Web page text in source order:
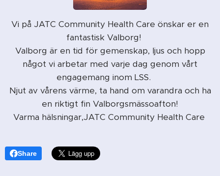
Vi på JATC Community Health Care önskar er en
fantastisk Valborg! 🔥
Valborg är en tid för gemenskap, ljus och hopp
något vi arbetar med varje dag genom vårt
engagemang inom LSS. ⭐️
Njut av vårens värme, ta hand om varandra och ha
en riktigt fin Valborgsmässoafton!
Varma hälsningar,JATC Community Health Care
Share